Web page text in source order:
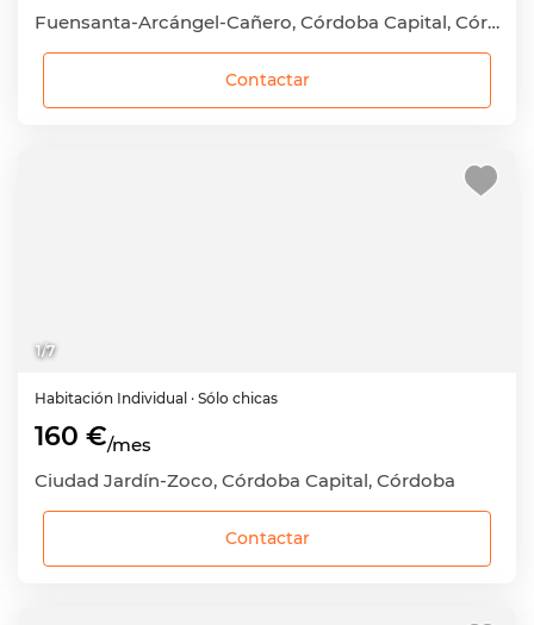
Fuensanta-Arcángel-Cañero, Córdoba Capital, Córdoba
Contactar
1/7
Habitación Individual · Sólo chicas
160 €/mes
Ciudad Jardín-Zoco, Córdoba Capital, Córdoba
Contactar